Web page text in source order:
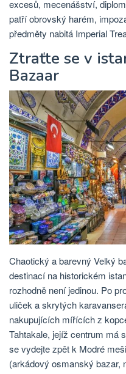
excesů, mecenášství,
patří obrovský harém,
předměty nabitá Imperial
Ztraťte se v
Bazaar
Chaotický a barevný Velký
destinací na historickém
rozhodně není jedinou. Po
uliček a skrytých
nakupujících mířících z
Tahtakale, jejíž centrum má
se vydejte zpět k Modré
(arkádový osmanský bazar,